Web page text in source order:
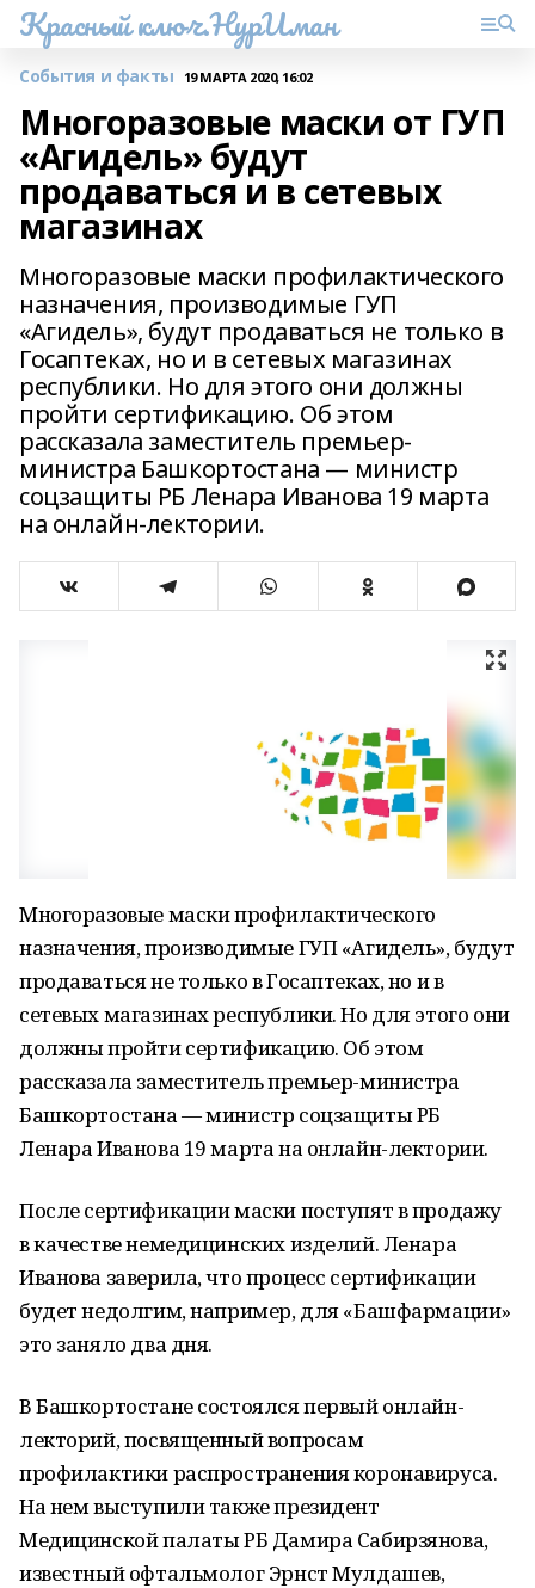
Красный ключ.НурИман
События и факты 19 МАРТА 2020, 16:02
Многоразовые маски от ГУП
«Агидель» будут
продаваться и в сетевых
магазинах
Многоразовые маски профилактического
назначения, производимые ГУП
«Агидель», будут продаваться не только в
Госаптеках, но и в сетевых магазинах
республики. Но для этого они должны
пройти сертификацию. Об этом
рассказала заместитель премьер-
министра Башкортостана — министр
соцзащиты РБ Ленара Иванова 19 марта
на онлайн-лектории.
Многоразовые маски профилактического
назначения, производимые ГУП «Агидель», будут
продаваться не только в Госаптеках, но и в
сетевых магазинах республики. Но для этого они
должны пройти сертификацию. Об этом
рассказала заместитель премьер-министра
Башкортостана — министр соцзащиты РБ
Ленара Иванова 19 марта на онлайн-лектории.
После сертификации маски поступят в продажу
в качестве немедицинских изделий. Ленара
Иванова заверила, что процесс сертификации
будет недолгим, например, для «Башфармации»
это заняло два дня.
В Башкортостане состоялся первый онлайн-
лекторий, посвященный вопросам
профилактики распространения коронавируса.
На нем выступили также президент
Медицинской палаты РБ Дамира Сабирзянова,
известный офтальмолог Эрнст Мулдашев,